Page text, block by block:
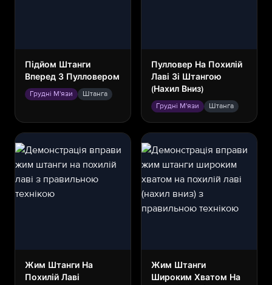
Підйом Штанги
Вперед З Пулловером
Грудні М'язи Штанга
Пулловер На Похилій
Лаві Зі Штангою
(нахил Вниз)
Грудні М'язи Штанга
Жим Штанги На
Похилій Лаві
Жим Штанги
Широким Хватом На